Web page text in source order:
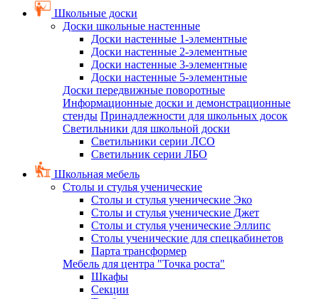
Школьные доски
Доски школьные настенные
Доски настенные 1-элементные
Доски настенные 2-элементные
Доски настенные 3-элементные
Доски настенные 5-элементные
Доски передвижные поворотные
Информационные доски и демонстрационные
стенды Принадлежности для школьных досок
Светильники для школьной доски
Светильники серии ЛСО
Светильник серии ЛБО
Школьная мебель
Столы и стулья ученические
Столы и стулья ученические Эко
Столы и стулья ученические Джет
Столы и стулья ученические Эллипс
Столы ученические для спецкабинетов
Парта трансформер
Мебель для центра "Точка роста"
Шкафы
Секции